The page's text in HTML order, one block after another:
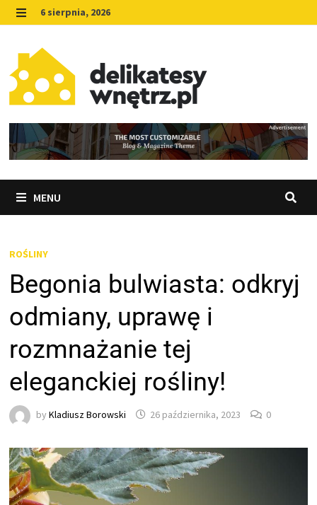
Skip
to
content
MENU
6 sierpnia, 2026
MENU
ROŚLINY
Begonia bulwiasta: odkryj
odmiany, uprawę i
rozmnażanie tej
eleganckiej rośliny!
byKladiusz Borowski 26 października, 2023 0